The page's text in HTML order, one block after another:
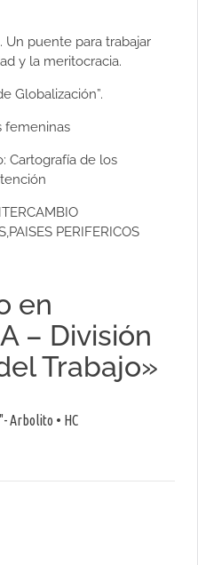
Un puente para trabajar
y la meritocracia.
Globalización”.
femeninas
Cartografía de los
,PAISES PERIFERICOS
en
– División
Trabajo»
Arbolito • HC